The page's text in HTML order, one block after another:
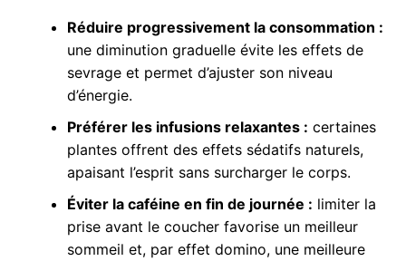
Réduire progressivement la consommation :
une diminution graduelle évite les effets de
sevrage et permet d’ajuster son niveau
d’énergie.
Préférer les infusions relaxantes : certaines
plantes offrent des effets sédatifs naturels,
apaisant l’esprit sans surcharger le corps.
Éviter la caféine en fin de journée : limiter la
prise avant le coucher favorise un meilleur
sommeil et, par effet domino, une meilleure